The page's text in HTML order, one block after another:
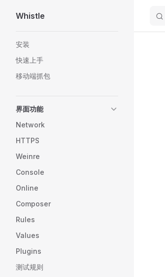
Skip to content
Whistle
安装
快速上手
移动端抓包
界面功能
Network
HTTPS
Weinre
Console
Online
Composer
Rules
Values
Plugins
测试规则